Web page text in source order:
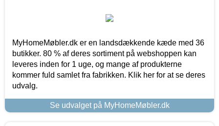
MyHomeMøbler.dk er en landsdækkende kæde med 36
butikker. 80 % af deres sortiment på webshoppen kan
leveres inden for 1 uge, og mange af produkterne
kommer fuld samlet fra fabrikken. Klik her for at se deres
udvalg.
Se udvalget på MyHomeMøbler.dk